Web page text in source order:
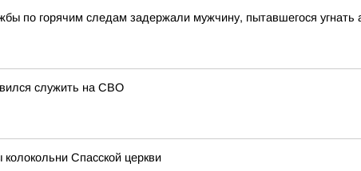
по горячим следам задержали мужчину, пытавшегося угнать
служить на СВО
Спасской церкви